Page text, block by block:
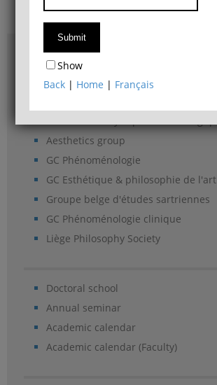
Access & maps
Philosophy Department Library
Aesthetics group
GC Phénoménologie
GC Esthétique & philosophie de l'art
Groupe belge d'études sartriennes
GC Phénoménologie clinique
Liège Philosophy Society
Doctoral school
Annual seminar
Academic calendar
Academic calendar (Faculty)
Show
Back | Home | Français